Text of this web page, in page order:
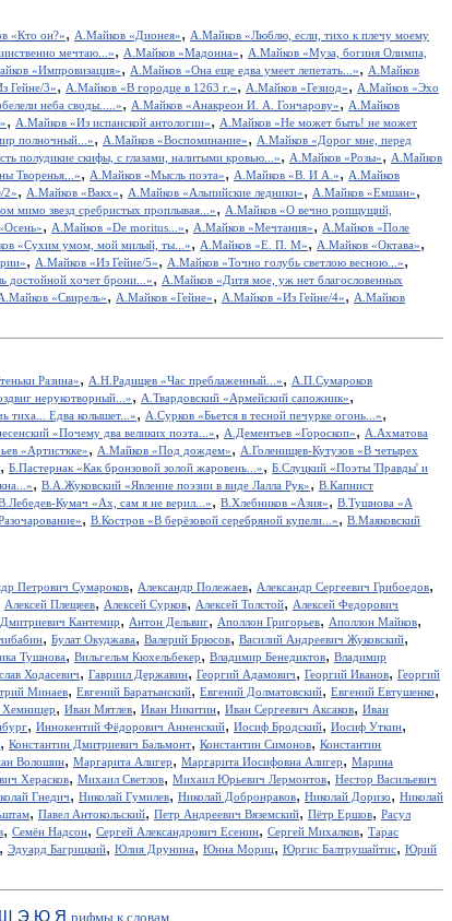
«Кто он?», А.Майков «Дионея», А.Майков «Люблю, если, тихо к плечу моему
мечтаю...», А.Майков «Мадонна», А.Майков «Муза, богиня Олимпа,
«Импровизация», А.Майков «Она еще едва умеет лепетать...», А.Майков
Гейне/3», А.Майков «В городце в 1263 г.», А.Майков «Гезиод», А.Майков «Эхо
неба своды.....», А.Майков «Анакреон И. А. Гончарову», А.Майков
, А.Майков «Из испанской антологии», А.Майков «Не может быть! не может
полночный...», А.Майков «Воспоминание», А.Майков «Дорог мне, перед
полудикие скифы, с глазами, налитыми кровью...», А.Майков «Розы», А.Майков
Творенья...», А.Майков «Мысль поэта», А.Майков «В. И А.», А.Майков
2», А.Майков «Вакх», А.Майков «Альпийские ледники», А.Майков «Емшан»,
мимо звезд сребристых проплывая...», А.Майков «О вечно ропщущий,
, А.Майков «De moritus...», А.Майков «Мечтания», А.Майков «Поле
«Сухим умом, мой милый, ты...», А.Майков «Е. П. М», А.Майков «Октава»,
, А.Майков «Из Гейне/5», А.Майков «Точно голубь светлою весною...»,
достойной хочет брони...», А.Майков «Дитя мое, уж нет благословенных
«Свирель», А.Майков «Гейне», А.Майков «Из Гейне/4», А.Майков
Разина», А.Н.Радищев «Час преблаженный...», А.П.Сумароков
нерукотворный...», А.Твардовский «Армейский сапожник»,
тиха... Едва колышет...», А.Сурков «Бьется в тесной печурке огонь...»,
«Почему два великих поэта...», А.Дементьев «Гороскоп», А.Ахматова
«Артисткке», А.Майков «Под дождем», А.Голенищев-Кутузов «В четырех
, Б.Пастернак «Как бронзовой золой жаровень...», Б.Слуцкий «Поэты 'Правды' и
, В.А.Жуковский «Явление поэзии в виде Лалла Рук», В.Капнист
Кумач «Ах, сам я не верил...», В.Хлебников «Азия», В.Тушнова «А
, В.Костров «В берёзовой серебряной купели...», В.Маяковский
Петрович Сумароков, Александр Полежаев, Александр Сергеевич Грибоедов,
Алексей Плещеев, Алексей Сурков, Алексей Толстой, Алексей Федорович
Кантемир, Антон Дельвиг, Аполлон Григорьев, Аполлон Майков,
, Булат Окуджава, Валерий Брюсов, Василий Андреевич Жуковский,
Тушнова, Вильгельм Кюхельбекер, Владимир Бенедиктов, Владимир
Ходасевич, Гавриил Державин, Георгий Адамович, Георгий Иванов, Георгий
Минаев, Евгений Баратынский, Евгений Долматовский, Евгений Евтушенко,
, Иван Мятлев, Иван Никитин, Иван Сергеевич Аксаков, Иван
, Иннокентий Фёдорович Анненский, Иосиф Бродский, Иосиф Уткин,
, Константин Дмитриевич Бальмонт, Константин Симонов, Константин
Волошин, Маргарита Алигер, Маргарита Иосифовна Алигер, Марина
Херасков, Михаил Светлов, Михаил Юрьевич Лермонтов, Нестор Васильевич
Гнедич, Николай Гумилев, Николай Добронравов, Николай Доризо, Николай
, Павел Антокольский, Петр Андреевич Вяземский, Пётр Ершов, Расул
, Семён Надсон, Сергей Александрович Есенин, Сергей Михалков, Тарас
, Эдуард Багрицкий, Юлия Друнина, Юнна Мориц, Юргис Балтрушайтис, Юрий
Щ Э Ю Я рифмы к словам